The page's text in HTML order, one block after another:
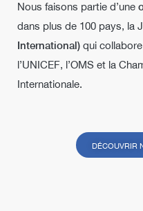
Nous faisons partie d’une
dans plus de 100 pays, la
International) qui
l’UNICEF, l’OMS et la
Internationale.
DÉCOUVRIR